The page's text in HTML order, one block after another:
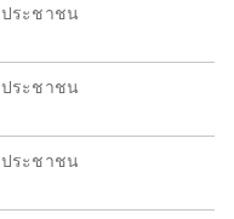
ประชาชน
ประชาชน
ประชาชน